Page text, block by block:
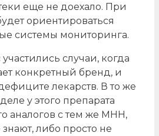
еще не доехало. При
ориентироваться
системы мониторинга.
случаи, когда
конкретный бренд, и
лекарств. В то же
у этого препарата
аналогов с тем же МНН,
либо просто не